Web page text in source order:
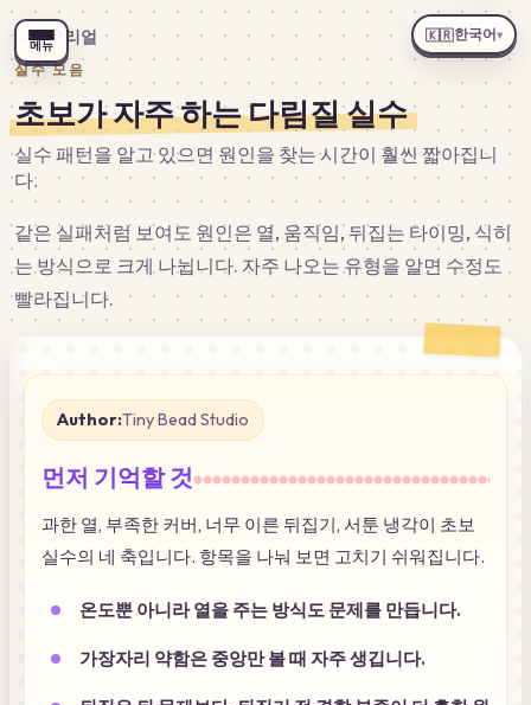
←튜토리얼
실수 모음
초보가 자주 하는 다림질 실수
실수 패턴을 알고 있으면 원인을 찾는 시간이 훨씬 짧아집니
다.
같은 실패처럼 보여도 원인은 열, 움직임, 뒤집는 타이밍, 식히
는 방식으로 크게 나뉩니다. 자주 나오는 유형을 알면 수정도
빨라집니다.
Author:Tiny Bead Studio
먼저 기억할 것
과한 열, 부족한 커버, 너무 이른 뒤집기, 서툰 냉각이 초보
실수의 네 축입니다. 항목을 나눠 보면 고치기 쉬워집니다.
온도뿐 아니라 열을 주는 방식도 문제를 만듭니다.
가장자리 약함은 중앙만 볼 때 자주 생깁니다.
메뉴
🇰🇷한국어▾